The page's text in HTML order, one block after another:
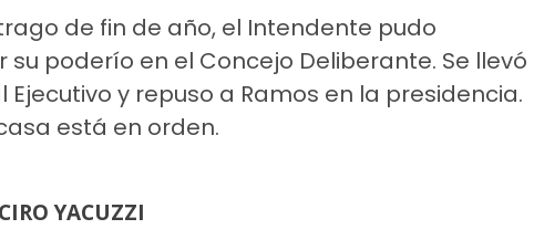
de fin de año, el Intendente pudo
su poderío en el Concejo Deliberante. Se llevó
Ejecutivo y repuso a Ramos en la presidencia.
está en orden.
YACUZZI